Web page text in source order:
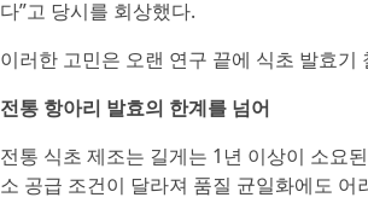
다”고 당시를 회상했다.
이러한 고민은 오랜 연구 끝에 식초 발효
전통 항아리 발효의 한계를 넘어
전통 식초 제조는 길게는 1년 이상이 소요
소 공급 조건이 달라져 품질 균일화에도 어